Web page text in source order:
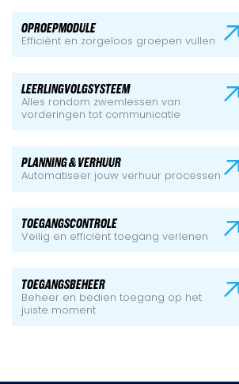
OPROEPMODULE
Efficiënt en zorgeloos groepen vullen
LEERLINGVOLGSYSTEEM
Alles rondom zwemlessen van
vorderingen tot communicatie
PLANNING & VERHUUR
Automatiseer jouw verhuur processen
TOEGANGSCONTROLE
Veilig en efficiënt toegang verlenen
TOEGANGSBEHEER
Beheer en bedien toegang op het
juiste moment